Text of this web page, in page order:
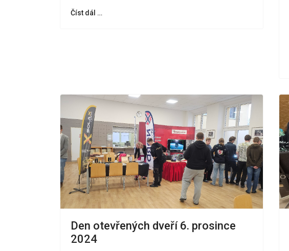
Číst dál …
Den otevřených dveří 6. prosince
2024